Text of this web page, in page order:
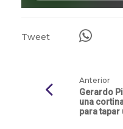
Tweet
Anterior
Gerardo
una
para tapar